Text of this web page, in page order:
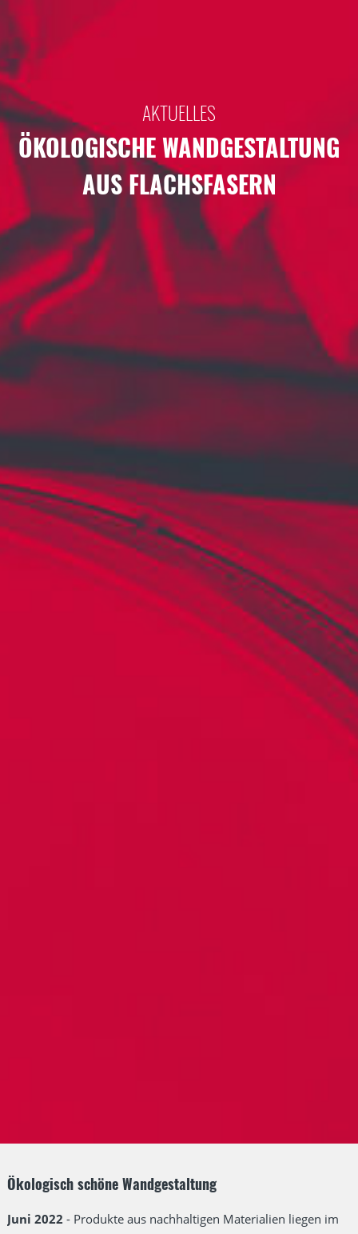
AKTUELLES
ÖKOLOGISCHE WANDGESTALTUNG
AUS FLACHSFASERN
Ökologisch schöne Wandgestaltung
Juni 2022 - Produkte aus nachhaltigen Materialien liegen im